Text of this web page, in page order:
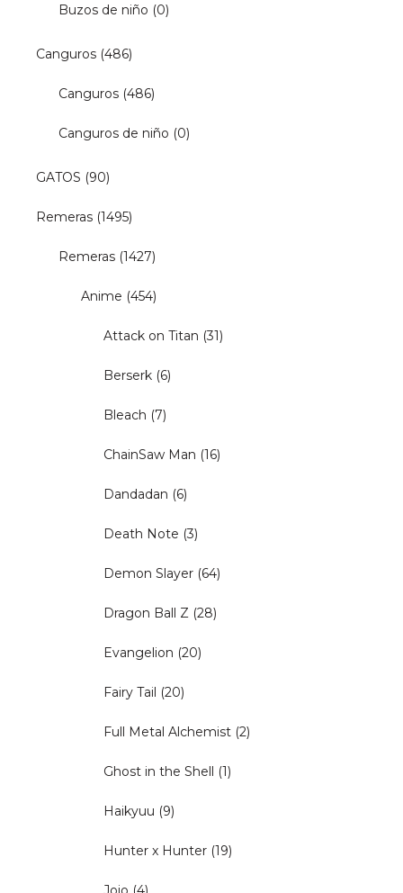
Buzos de niño (0)
Canguros (486)
Canguros (486)
Canguros de niño (0)
GATOS (90)
Remeras (1495)
Remeras (1427)
Anime (454)
Attack on Titan (31)
Berserk (6)
Bleach (7)
ChainSaw Man (16)
Dandadan (6)
Death Note (3)
Demon Slayer (64)
Dragon Ball Z (28)
Evangelion (20)
Fairy Tail (20)
Full Metal Alchemist (2)
Ghost in the Shell (1)
Haikyuu (9)
Hunter x Hunter (19)